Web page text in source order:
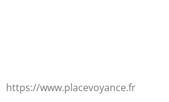
https://www.placevoyance.fr